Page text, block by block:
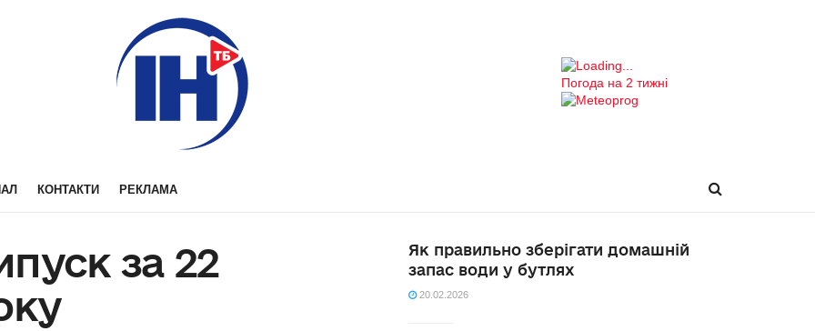
Погода на 2 тижні
КОНТАКТИ РЕКЛАМА
за 22
Як правильно зберігати домашній
запас води у бутлях
20.02.2026